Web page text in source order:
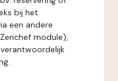
bij het
een andere
module),